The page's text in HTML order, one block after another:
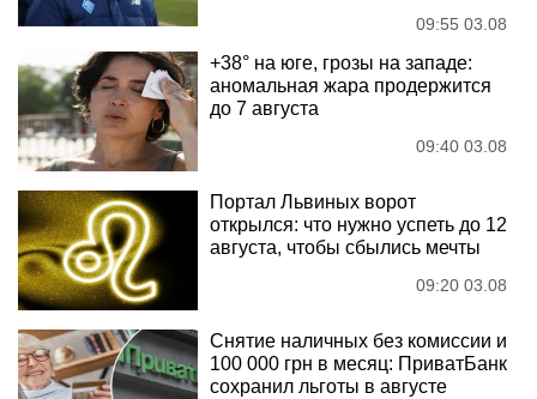
09:55 03.08
+38° на юге, грозы на западе:
аномальная жара продержится
до 7 августа
09:40 03.08
Портал Львиных ворот
открылся: что нужно успеть до 12
августа, чтобы сбылись мечты
09:20 03.08
Снятие наличных без комиссии и
100 000 грн в месяц: ПриватБанк
сохранил льготы в августе